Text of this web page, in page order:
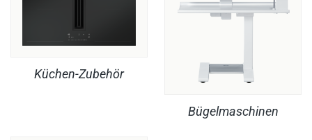
Küchen-Zubehör
Bügelmaschinen